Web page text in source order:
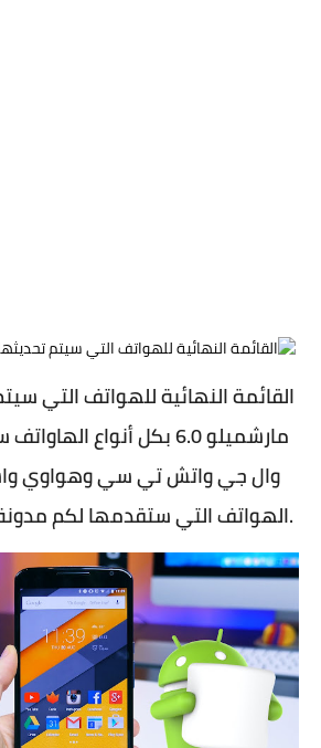
القائمة النهائية للهواتف التي
مارشميلو 6.0 بكل أنواع
وال جي واتش تي سي وهواوي
الهواتف التي ستقدمها لكم مدونة أردرويد بالتفصيل.